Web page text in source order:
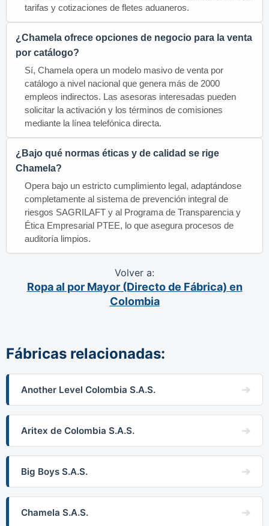
tarifas y cotizaciones de fletes aduaneros.
¿Chamela ofrece opciones de negocio para la venta
por catálogo?
Sí, Chamela opera un modelo masivo de venta por
catálogo a nivel nacional que genera más de 2000
empleos indirectos. Las asesoras interesadas pueden
solicitar la activación y los términos de comisiones
mediante la línea telefónica directa.
¿Bajo qué normas éticas y de calidad se rige
Chamela?
Opera bajo un estricto cumplimiento legal, adaptándose
completamente al sistema de prevención integral de
riesgos SAGRILAFT y al Programa de Transparencia y
Ética Empresarial PTEE, lo que asegura procesos de
auditoría limpios.
Volver a:
Ropa al por Mayor (Directo de Fábrica) en
Colombia
Fábricas relacionadas:
Another Level Colombia S.A.S.
Aritex de Colombia S.A.S.
Big Boys S.A.S.
Chamela S.A.S.